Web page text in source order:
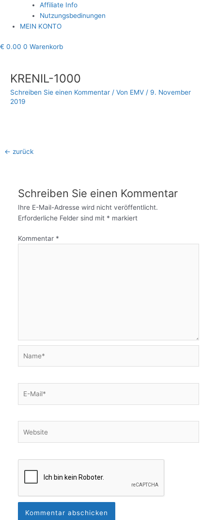
Affiliate Info
Nutzungsbedinungen
MEIN KONTO
€ 0.00 0 Warenkorb
KRENIL-1000
Schreiben Sie einen Kommentar / Von EMV / 9. November
2019
← zurück
Schreiben Sie einen Kommentar
Ihre E-Mail-Adresse wird nicht veröffentlicht.
Erforderliche Felder sind mit * markiert
Kommentar *
Mail*